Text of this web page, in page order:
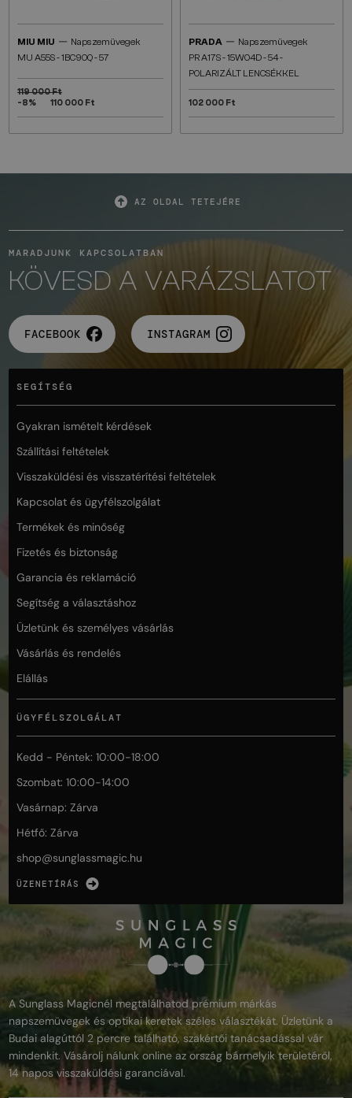
MIU MIU — Napszemüvegek
MU A55S - ​1BC90Q - ​57
119 000 Ft
-8%
110 000 Ft
PRADA — Napszemüvegek
PR A17S - 15W04D - 54 -
POLARIZÁLT LENCSÉKKEL
102 000 Ft
AZ OLDAL TETEJÉRE
MARADJUNK KAPCSOLATBAN
KÖVESD A VARÁZSLATOT
FACEBOOK INSTAGRAM
SEGÍTSÉG
Gyakran ismételt kérdések
Szállítási feltételek
Visszaküldési és visszatérítési feltételek
Kapcsolat és ügyfélszolgálat
Termékek és minőség
Fizetés és biztonság
Garancia és reklamáció
Segítség a választáshoz
Üzletünk és személyes vásárlás
Vásárlás és rendelés
Elállás
ÜGYFÉLSZOLGÁLAT
Kedd - Péntek: 10:00-18:00
Szombat: 10:00-14:00
Vasárnap: Zárva
Hétfő: Zárva
shop@sunglassmagic.hu
ÜZENETÍRÁS
A Sunglass Magicnél megtalálhatod prémium márkás
napszemüvegek és optikai keretek széles választékát. Üzletünk a
Budai alagúttól 2 percre található, szakértői tanácsadással vár
mindenkit. Vásárolj nálunk online az ország bármelyik területéről,
14 napos visszaküldési garanciával.